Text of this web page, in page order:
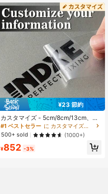
庭装飾、結婚式の装飾、結婚式用
品、ホリデー装飾、パーティー装
飾、祝賀の装飾、屋外の装飾、中庭
の装飾、バレンタインデー、ギフ
ト、ガーデンデコ、屋外プランツ、
園芸、フェイクフラワー、水筒、ラ
マダンの装飾
¥23 節約
カスタマイズ - 5cm/8cm/13cm、パ
ーソナライズされた3D中空デザイ
ン、ハロウィンとクリスマス、スポ
ーツとアウトドア活動に適していま
す、かわいいステッカー、クリスマ
スのホーム雰囲気、お土産、オフィ
#1 ベストセラー
に カスタマイズされたウォーターボトルとカップのアクセサリー
500+ sold
(1000+)
¥852 -3%